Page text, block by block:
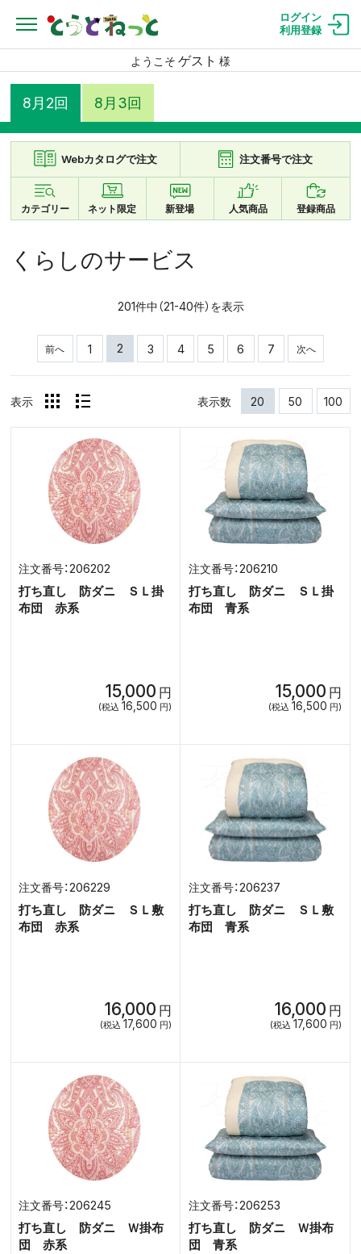
ログイン
利用登録
ようこそ ゲスト 様
8月2回 8月3回
Webカタログで注文 注文番号で注文
カテゴリー ネット限定 新登場 人気商品 登録商品
くらしのサービス
201件中（21-40件）を表示
前へ 1 2 3 4 5 6 7 次へ
表示 表示数 20 50 100
206202
打ち直し 防ダニ ＳＬ掛
布団 赤系
15,000 円
(税込 16,500 円)
206210
打ち直し 防ダニ ＳＬ掛
布団 青系
15,000 円
(税込 16,500 円)
206229
打ち直し 防ダニ ＳＬ敷
布団 赤系
16,000 円
(税込 17,600 円)
206237
打ち直し 防ダニ ＳＬ敷
布団 青系
16,000 円
(税込 17,600 円)
206245
打ち直し 防ダニ Ｗ掛布
団 赤系
206253
打ち直し 防ダニ Ｗ掛布
団 青系